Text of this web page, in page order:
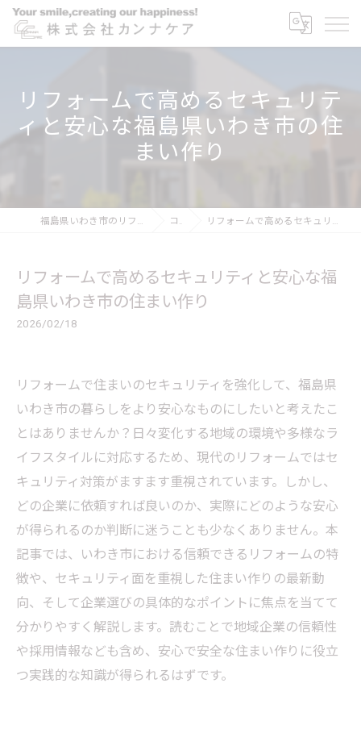
リフォームで高めるセキュリテ
ィと安心な福島県いわき市の住
まい作り
福島県いわき市のリフォームなら株式会社カンナケア コラム リフォームで高めるセキュリティと安心な福島県いわき市の住まい作り
リフォームで高めるセキュリティと安心な福
島県いわき市の住まい作り
2026/02/18
リフォームで住まいのセキュリティを強化して、福島県
いわき市の暮らしをより安心なものにしたいと考えたこ
とはありませんか？日々変化する地域の環境や多様なラ
イフスタイルに対応するため、現代のリフォームではセ
キュリティ対策がますます重視されています。しかし、
どの企業に依頼すれば良いのか、実際にどのような安心
が得られるのか判断に迷うことも少なくありません。本
記事では、いわき市における信頼できるリフォームの特
徴や、セキュリティ面を重視した住まい作りの最新動
向、そして企業選びの具体的なポイントに焦点を当てて
分かりやすく解説します。読むことで地域企業の信頼性
や採用情報なども含め、安心で安全な住まい作りに役立
つ実践的な知識が得られるはずです。